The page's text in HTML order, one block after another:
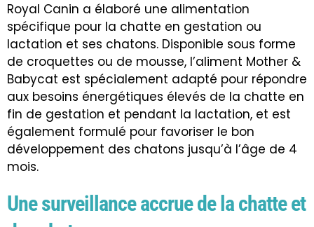
Royal Canin a élaboré une alimentation
spécifique pour la chatte en gestation ou
lactation et ses chatons. Disponible sous forme
de croquettes ou de mousse, l’aliment Mother &
Babycat est spécialement adapté pour répondre
aux besoins énergétiques élevés de la chatte en
fin de gestation et pendant la lactation, et est
également formulé pour favoriser le bon
développement des chatons jusqu’à l’âge de 4
mois.
Une surveillance accrue de la chatte et